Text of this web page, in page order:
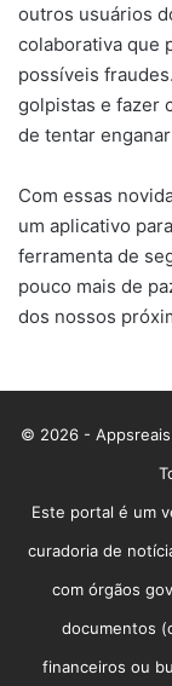
outros usuários
colaborativa que
possíveis
golpistas e fazer
de tentar
Com essas
um aplicativo
ferramenta de
pouco mais de
dos nossos
© 2026 - Appsreais
Este portal é um
curadoria de
com órgãos
documentos
financeiros ou